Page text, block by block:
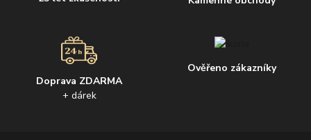
Doprava ZDARMA
+ dárek
Ověřeno zákazníky